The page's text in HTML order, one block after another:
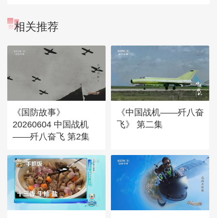
相关推荐
《国防故事》
20260604 中国战机
——歼八奋飞 第2集
《中国战机——歼八奋
飞》 第二集